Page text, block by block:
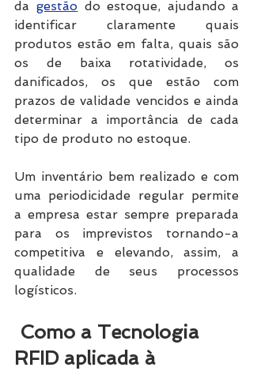
da gestão do estoque, ajudando a
identificar claramente quais
produtos estão em falta, quais são
os de baixa rotatividade, os
danificados, os que estão com
prazos de validade vencidos e ainda
determinar a importância de cada
tipo de produto no estoque.
Um inventário bem realizado e com
uma periodicidade regular permite
a empresa estar sempre preparada
para os imprevistos tornando-a
competitiva e elevando, assim, a
qualidade de seus processos
logísticos.
RFID aplicada à